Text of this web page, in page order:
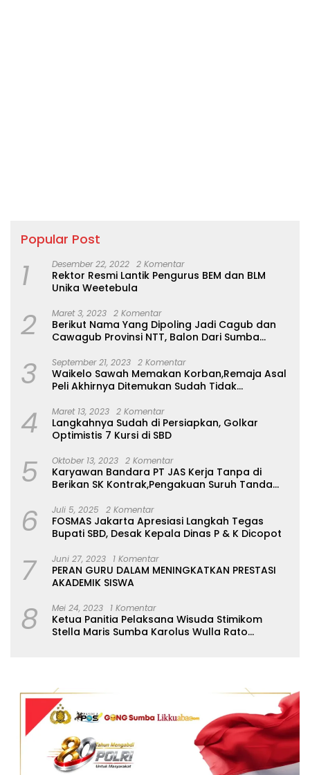
Popular Post
1 Desember 22, 2022 2 Komentar
Rektor Resmi Lantik Pengurus BEM dan BLM
Unika Weetebula
2 Maret 3, 2023 2 Komentar
Berikut Nama Yang Dipoling Jadi Cagub dan
Cawagub Provinsi NTT, Balon Dari Sumba
3 September 21, 2023 2 Komentar
Waikelo Sawah Memakan Korban,Remaja Asal
Peli Akhirnya Ditemukan Sudah Tidak
4 Maret 13, 2023 2 Komentar
Langkahnya Sudah di Persiapkan, Golkar
Optimistis 7 Kursi di SBD
5 Oktober 13, 2023 2 Komentar
Karyawan Bandara PT JAS Kerja Tanpa di
Berikan SK Kontrak,Pengakuan Suruh Tanda
6 Juli 5, 2025 2 Komentar
FOSMAS Jakarta Apresiasi Langkah Tegas
Bupati SBD, Desak Kepala Dinas P & K Dicopot
7 Juni 27, 2023 1 Komentar
PERAN GURU DALAM MENINGKATKAN PRESTASI
AKADEMIK SISWA
8 Mei 24, 2023 1 Komentar
Ketua Panitia Pelaksana Wisuda Stimikom
Stella Maris Sumba Karolus Wulla Rato